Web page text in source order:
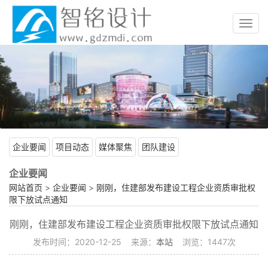
企业要闻 项目动态 媒体聚焦 团队建设
企业要闻
网站首页 > 企业要闻 > 刚刚，住建部发布建设工程企业资质审批权
限下放试点通知
刚刚，住建部发布建设工程企业资质审批权限下放试点通知
发布时间：2020-12-25 来源： 本站浏览： 1447次